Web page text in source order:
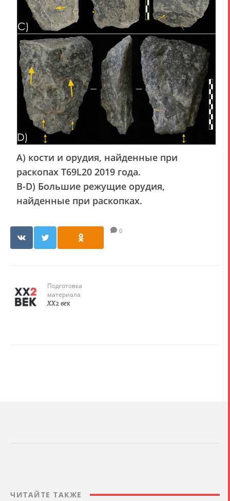
А) кости и орудия, найденные при
раскопах T69L20 2019 года.
B-D) Большие режущие орудия,
найденные при раскопках.
0
Подготовка
материала
XX2 век
ЧИТАЙТЕ ТАКЖЕ